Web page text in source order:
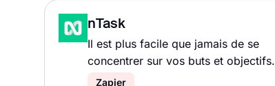
nTask
Il est plus facile que jamais de se
concentrer sur vos buts et objectifs.
Zapier